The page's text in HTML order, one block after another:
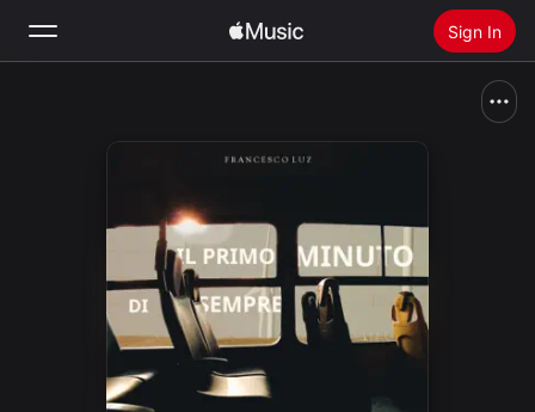
Sign In
Radio
Install Apple Music